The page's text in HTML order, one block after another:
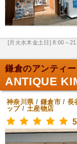
[月火水木金土日] 8:00～
鎌倉のアンティ
ANTIQUE
神奈川県/ 鎌倉市/長
ップ/ 土産物店